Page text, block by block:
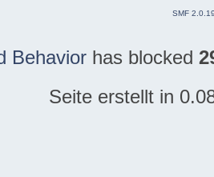
SMF
Behaviorhas blocked
Seite erstellt in